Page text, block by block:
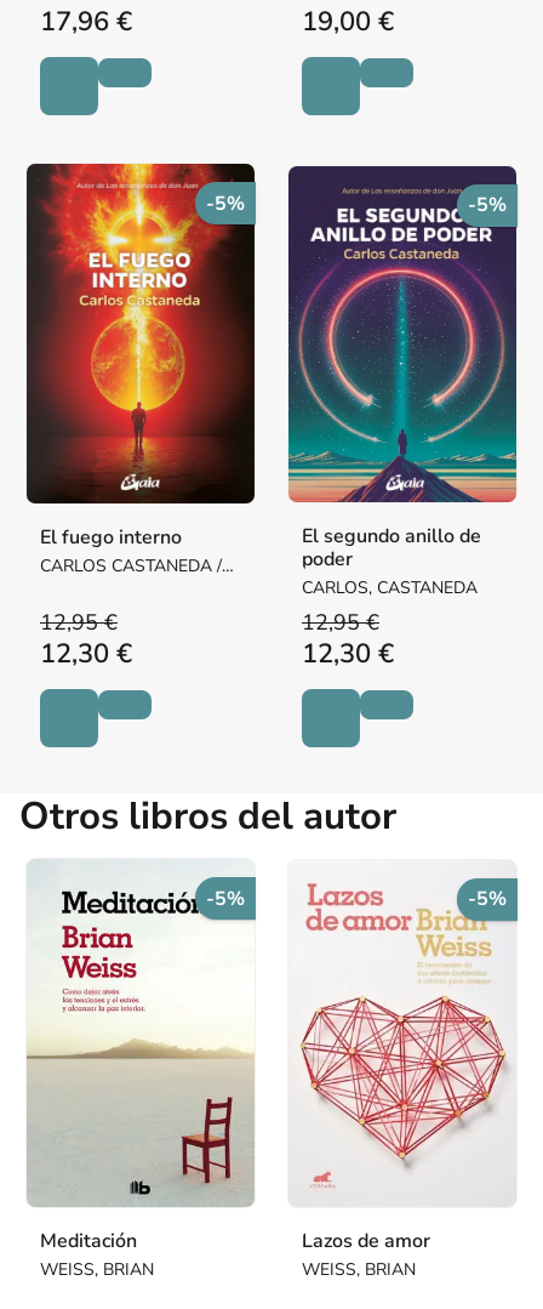
17,96 € 19,00 €
-5%
El fuego interno
CARLOS CASTANEDA /
12,95 €
12,30 €
-5%
El segundo anillo de
poder
CARLOS, CASTANEDA
12,95 €
12,30 €
Otros libros del autor
-5%
Meditación
WEISS, BRIAN
-5%
Lazos de amor
WEISS, BRIAN